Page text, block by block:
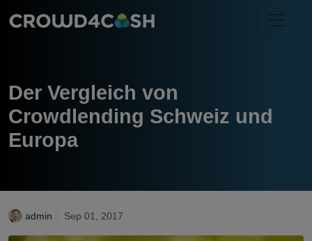
Der Vergleich von
Crowdlending Schweiz und
Europa
admin Sep 01, 2017